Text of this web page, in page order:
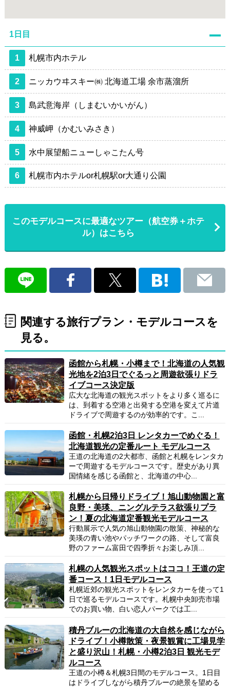
1日目
1 札幌市内ホテル
2 ニッカウヰスキー㈱ 北海道工場 余市蒸溜所
3 島武意海岸（しまむいかいがん）
4 神威岬（かむいみさき）
5 水中展望船ニューしゃこたん号
6 札幌市内ホテルor札幌駅or大通り公園
このモデルコースに最適なツアー（航空券＋ホテ
ル）はこちら
関連する旅行プラン・モデルコースを
見る。
函館から札幌・小樽まで！北海道の人気観
光地を2泊3日でぐるっと周遊欲張りドラ
イブコース決定版
広大な北海道の観光スポットをより多く巡るに
は、到着する空港と出発する空港を変えて片道
ドライブで周遊するのが効率的です。こ...
函館・札幌2泊3日 レンタカーでめぐる！
北海道観光の定番ルート モデルコース
王道の北海道の2大都市、函館と札幌をレンタカ
ーで周遊するモデルコースです。歴史があり異
国情緒を感じる函館と、北海道の中心...
札幌から日帰りドライブ！旭山動物園と富
良野・美瑛、ニングルテラス欲張りプラ
ン！夏の北海道定番観光モデルコース
行動展示で人気の旭山動物園の散策、神秘的な
美瑛の青い池やパッチワークの路、そして富良
野のファーム富田で四季折々お楽しみ頂...
札幌の人気観光スポットはココ！王道の定
番コース！1日モデルコース
札幌近郊の観光スポットをレンタカーを使って1
日で巡るモデルコースです。札幌中央卸売市場
でのお買い物、白い恋人パークでは工...
積丹ブルーの北海道の大自然を感じながら
ドライブ！小樽散策・夜景観賞に工場見学
と盛り沢山！札幌・小樽2泊3日 観光モデ
ルコース
王道の小樽＆札幌3日間のモデルコース。1日目
はドライブしながら積丹ブルーの絶景を望める